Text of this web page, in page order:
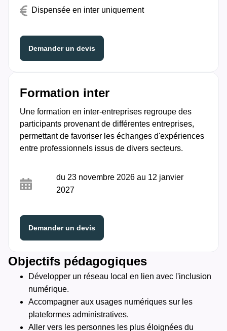
Objectifs pédagogiques
Développer un réseau local en lien avec l'inclusion
numérique.
Accompagner aux usages numériques sur les
plateformes administratives.
Aller vers les personnes les plus éloignées du
Dispensée en inter uniquement
Demander un devis
Formation inter
Une formation en inter-entreprises regroupe des
participants provenant de différentes entreprises,
permettant de favoriser les échanges d'expériences
entre professionnels issus de divers secteurs.
du 23 novembre 2026 au 12 janvier
2027
Demander un devis